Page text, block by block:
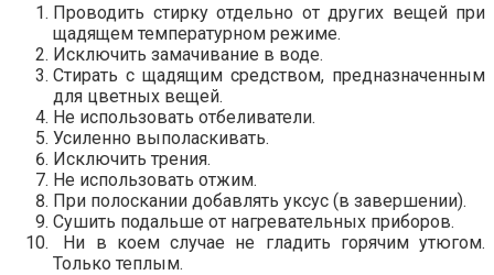
Проводить стирку отдельно от других вещей при
щадящем температурном режиме.
Исключить замачивание в воде.
Стирать с щадящим средством, предназначенным
для цветных вещей.
Не использовать отбеливатели.
Усиленно выполаскивать.
Исключить трения.
Не использовать отжим.
При полоскании добавлять уксус (в завершении).
Сушить подальше от нагревательных приборов.
Ни в коем случае не гладить горячим утюгом.
Только теплым.